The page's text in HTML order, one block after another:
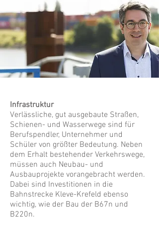
Infrastruktur
Verlässliche, gut ausgebaute Straßen,
Schienen- und Wasserwege sind für
Berufspendler, Unternehmer und
Schüler von größter Bedeutung. Neben
dem Erhalt bestehender Verkehrswege,
müssen auch Neubau- und
Ausbauprojekte vorangebracht werden.
Dabei sind Investitionen in die
Bahnstrecke Kleve-Krefeld ebenso
wichtig, wie der Bau der B67n und
B220n.